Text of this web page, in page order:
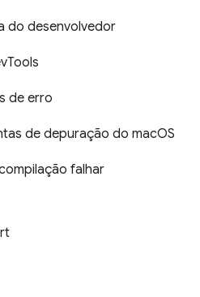
do desenvolvedor
de erro
de depuração do macOS
falhar